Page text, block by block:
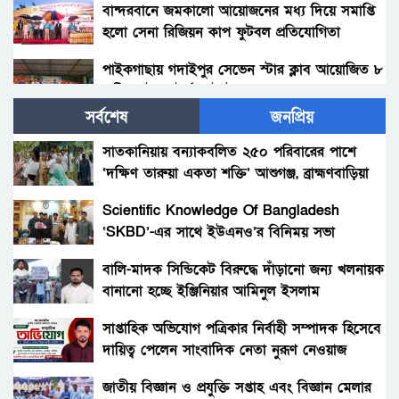
বান্দরবানে জমকালো আয়োজনের মধ্য দিয়ে সমাপ্তি
হলো সেনা রিজিয়ন কাপ ফুটবল প্রতিযোগিতা
পাইকগাছায় গদাইপুর সেভেন স্টার ক্লাব আয়োজিত ৮
পাইকগাছায় যুব সংঘের উদ্যোগে ৮ দলীয় ফুটবল
টুর্নামেন্টের আয়োজনে
চ্যাম্পিয়ন হলেন কুমিল্লার বাঘা শরীফ।
ভারত-পাকিস্তান দ্বন্দ্বে শঙ্কায় এশিয়া কাপ
খাগড়াছড়ি সেনা জোন কর্তৃক ছা্‌ত্রছাত্রীদের মাঝে
খেলার সামগ্রী বিতরণ
সর্বশেষ জনপ্রিয়
সাতকানিয়ায় বন্যাকবলিত ২৫০ পরিবারের পাশে
‘দক্ষিণ তারুয়া একতা শক্তি’ আশুগঞ্জ, ব্রাহ্মণবাড়িয়া
Scientific Knowledge Of Bangladesh
‘SKBD’-এর সাথে ইউএনও’র বিনিময় সভা
বালি-মাদক সিন্ডিকেট বিরুদ্ধে দাঁড়ানো জন্য খলনায়ক
বানানো হচ্ছে ইঞ্জিনিয়ার আমিনুল ইসলাম
সাপ্তাহিক অভিযোগ পত্রিকার নির্বাহী সম্পাদক হিসেবে
দায়িত্ব পেলেন সাংবাদিক নেতা নুরূণ নেওয়াজ
জাতীয় বিজ্ঞান ও প্রযুক্তি সপ্তাহ এবং বিজ্ঞান মেলার